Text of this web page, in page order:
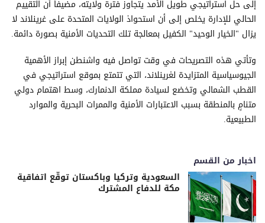
إلى حل استراتيجي طويل الأمد يتجاوز فترة ولايته، مضيفاً أن التقييم
الحالي للإدارة يخلص إلى أن استحواذ الولايات المتحدة على غرينلاند لا
يزال "الخيار الوحيد" الكفيل بمعالجة تلك التحديات الأمنية بصورة دائمة.
وتأتي هذه التصريحات في وقت تواصل فيه واشنطن إبراز الأهمية
الجيوسياسية المتزايدة لغرينلاند، التي تتمتع بموقع استراتيجي في
القطب الشمالي وتخضع لسيادة مملكة الدنمارك، وسط اهتمام دولي
متنامٍ بالمنطقة بسبب الاعتبارات الأمنية والممرات البحرية والموارد
الطبيعية.
اخبار من القسم
السعودية وتركيا وباكستان توقّع اتفاقية
مكة للدفاع المشترك